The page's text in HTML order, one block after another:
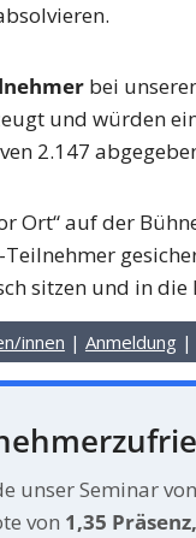
bei
und würden
2.147
Ort“ auf der
sitzen und in
innen | Anmeldung|
unser Seminar
von 1,35